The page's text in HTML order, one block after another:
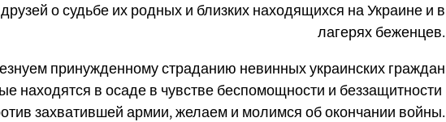
о судьбе их родных и близких находящихся на Украине и в
лагерях беженцев.
принужденному страданию невинных украинских граждан
находятся в осаде в чувстве беспомощности и беззащитности
захватившей армии, желаем и молимся об окончании войны.